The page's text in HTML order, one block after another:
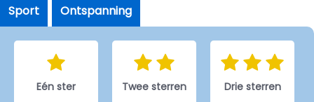
Eén ster Twee sterren Drie sterren
Sport Ontspanning